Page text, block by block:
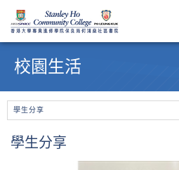
始
校園生活
學生分享
學生分享